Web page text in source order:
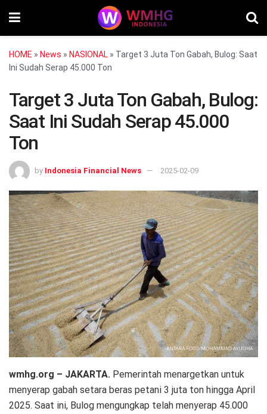
HOME » News » NASIONAL » Target 3 Juta Ton Gabah, Bulog: Saat
Ini Sudah Serap 45.000 Ton
Target 3 Juta Ton Gabah, Bulog:
Saat Ini Sudah Serap 45.000
Ton
by Indonesia Financial News 2025-02-09
wmhg.org – JAKARTA. Pemerintah menargetkan untuk
menyerap gabah setara beras petani 3 juta ton hingga April
2025. Saat ini, Bulog mengungkap telah menyerap 45.000